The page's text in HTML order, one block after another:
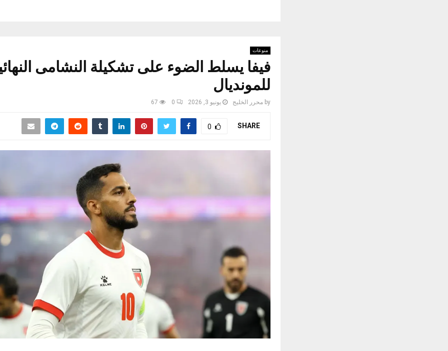
منوعات
فيفا يسلط الضوء على تشكيلة النشامى
للمونديال
by محرر الخليج يونيو 3, 2026 0
67
SHARE
0